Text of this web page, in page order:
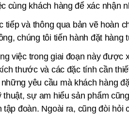
cùng khách hàng để xác nhận
tiếp và thông qua bản vẽ hoàn
chúng tôi tiến hành đặt hàng
việc trong giai đoạn này được
thước và các đặc tính cần
yêu cầu mà khách hàng
thuật, sự am hiểu sản phẩm
tập đoàn. Ngoài ra, cũng đòi